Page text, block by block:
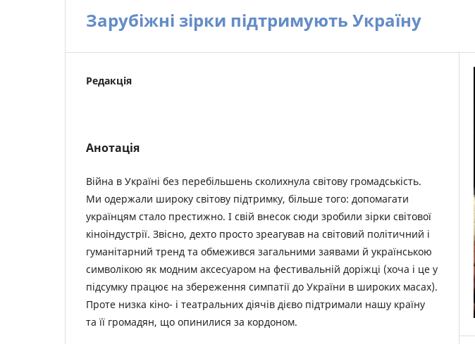
Зарубіжні зірки підтримують Україну
Редакція
Анотація
Війна в Україні без перебільшень сколихнула світову громадськість.
Ми одержали широку світову підтримку, більше того: допомагати
українцям стало престижно. І свій внесок сюди зробили зірки світової
кіноіндустрії. Звісно, дехто просто зреагував на світовий політичний і
гуманітарний тренд та обмежився загальними заявами й українською
символікою як модним аксесуаром на фестивальній доріжці (хоча і це у
підсумку працює на збереження симпатії до України в широких масах).
Проте низка кіно- і театральних діячів дієво підтримали нашу країну
та її громадян, що опинилися за кордоном.